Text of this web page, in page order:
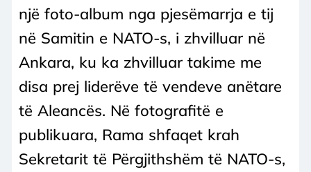
një foto-album nga pjesëmarrja e tij
në Samitin e NATO-s, i zhvilluar në
Ankara, ku ka zhvilluar takime me
disa prej liderëve të vendeve anëtare
të Aleancës. Në fotografitë e
publikuara, Rama shfaqet krah
Sekretarit të Përgjithshëm të NATO-s,